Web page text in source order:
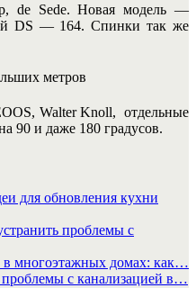
de Sede. Новая модель —
DS — 164. Спинки так же
Walter Knoll, отдельные
90 и даже 180 градусов.
для обновления кухни
проблемы с
в многоэтажных домах: как…
с канализацией в…